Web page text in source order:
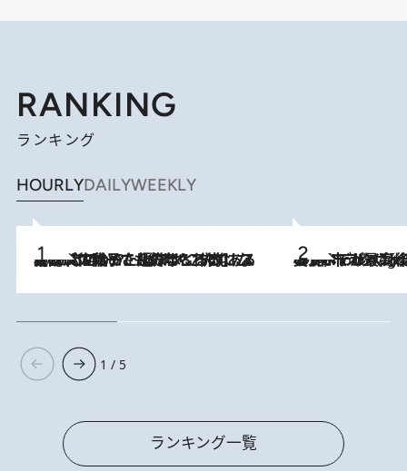
RANKING
ランキング
HOURLYDAILYWEEKLY
2026.8.5
【阿川佐和子さんの年とる力】なぜ70代で始めた趣味は“こんなに楽しい”のか？ ピアノ、俳句…スランプに陥っても続けられる“ある秘訣”とは 10 Hours Ago
美食、デザイン、ホスピタリティのすべてが最高峰！ ノルウェー第4の都市スタヴァンゲルの
1 / 5
ランキング一覧